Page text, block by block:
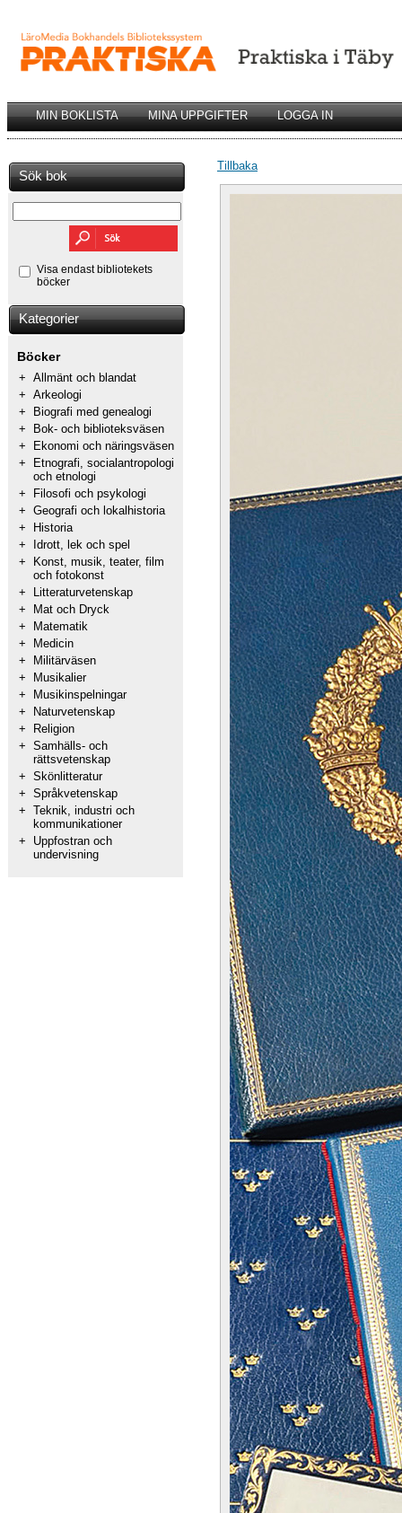
MIN BOKLISTA MINA UPPGIFTER LOGGA IN
Sök bok
Visa endast bibliotekets
böcker
Kategorier
Böcker
+ Allmänt och blandat
+ Arkeologi
+
Biografi med genealogi
+
Bok- och biblioteksväsen
+
Ekonomi och näringsväsen
+
Etnografi, socialantropologi
och etnologi
+
Filosofi och psykologi
+ Geografi och lokalhistoria
+
Historia
+
Idrott, lek och spel
+
Konst, musik, teater, film
och fotokonst
+
Litteraturvetenskap
+
Mat och Dryck
+
Matematik
+
Medicin
+
Militärväsen
+
Musikalier
+
Musikinspelningar
+
Naturvetenskap
+
Religion
+ Samhälls- och
rättsvetenskap
+ Skönlitteratur
+ Språkvetenskap
+ Teknik, industri och
kommunikationer
+
Uppfostran och
undervisning
Tillbaka